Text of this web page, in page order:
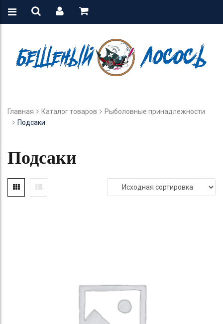
Главная Каталог товаров
Рыболовные принадлежности
Подсаки
Подсаки